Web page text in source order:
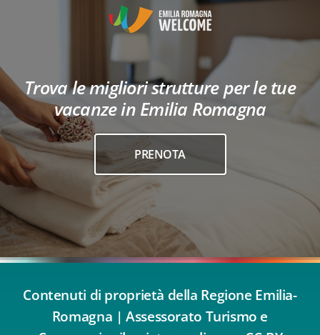
Trova le migliori strutture per le tue
vacanze in Emilia Romagna
PRENOTA
Contenuti di proprietà della Regione Emilia-
Romagna | Assessorato Turismo e